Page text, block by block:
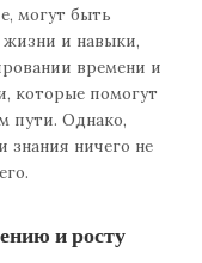
могут быть
и навыки,
времени и
которые помогут
пути. Однако,
знания ничего не
и росту